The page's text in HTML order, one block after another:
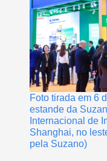
Foto tirada em 6
estande da
Internacional de
Shanghai, no
pela Suzano)